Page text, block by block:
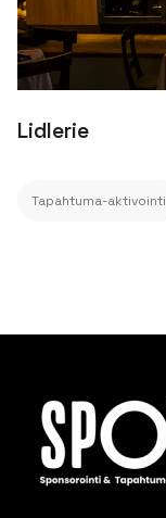
Lidlerie
Tapahtuma-aktivointi